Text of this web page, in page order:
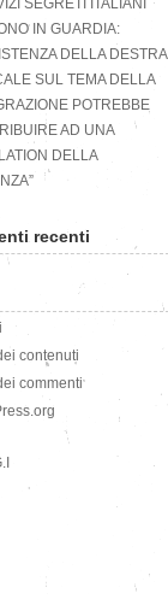
SEGRETI ITALIANI
IN GUARDIA:
DELLA DESTRA
SUL TEMA DELLA
POTREBBE
AD UNA
DELLA
recenti
contenuti
commenti